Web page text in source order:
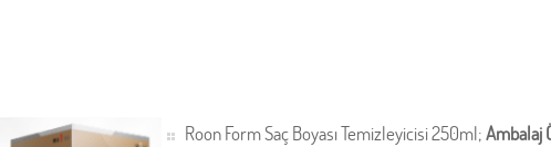
Roon Form Saç Boyası Temizleyicisi 250ml;Ambalaj